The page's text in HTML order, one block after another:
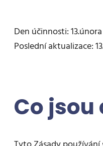
Den účinnosti:
Poslední aktualizace:
Co jsou